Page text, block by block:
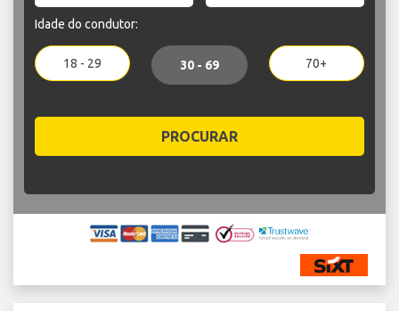
Idade do condutor:
18 - 29 30 - 69 70+
PROCURAR